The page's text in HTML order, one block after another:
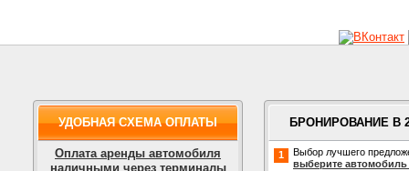
УДОБНАЯ СХЕМА ОПЛАТЫ
Оплата аренды автомобиля
наличными через терминалы
БРОНИРОВАНИЕ В
1
Выбор лучшего
выберите